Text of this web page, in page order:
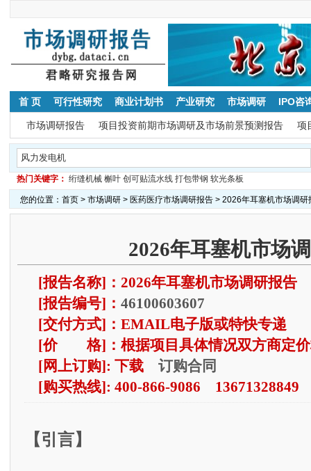
首 页 可行性研究 商业计划书 产业研究 市场调研 IPO咨
市场调研报告 项目投资前期市场调研及市场前景预测报告 项
热门关键字： 绗缝机械 槲叶 创可贴流水线 打包带钢 软光条板
您的位置： 首页> 市场调研> 医药医疗市场调研报告> 2026年耳塞机市场调研
2026年耳塞机市场
[报告名称]：2026年耳塞机市场调研报告
[报告编号]： 46100603607
[交付方式]：EMAIL电子版或特快专递
[价 格]：根据项目具体情况双方商定
[网上订购]: 下载 订购合同
[购买热线]: 400-866-9086 13671328849
【引言】